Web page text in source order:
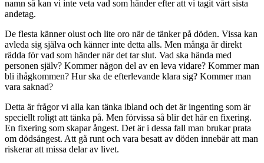
namn så kan vi inte veta vad som händer efter att vi tagit vårt sista
andetag.
De flesta känner olust och lite oro när de tänker på döden. Vissa kan
avleda sig själva och känner inte detta alls. Men många är direkt
rädda för vad som händer när det tar slut. Vad ska hända med
personen själv? Kommer någon del av en leva vidare? Kommer man
bli ihågkommen? Hur ska de efterlevande klara sig? Kommer man
vara saknad?
Detta är frågor vi alla kan tänka ibland och det är ingenting som är
speciellt roligt att tänka på. Men förvissa så blir det här en fixering.
En fixering som skapar ångest. Det är i dessa fall man brukar prata
om dödsångest. Att gå runt och vara besatt av döden innebär att man
riskerar att missa delar av livet.